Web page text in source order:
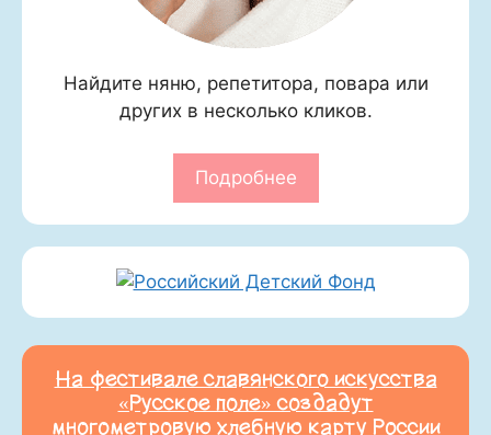
Найдите няню, репетитора, повара или
других в несколько кликов.
Подробнее
На фестивале славянского искусства
«Русское поле» создадут
многометровую хлебную карту России